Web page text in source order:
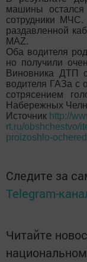
машины
сотрудники
раздавленной
MAZ.
Оба водителя
но получили
Виновника ДТП
водителя ГАЗа с
сотрясением
Набережных
Источник http://
rt.ru/obshchestvo/
proizoshlo-
Следите за
Telegram-
Читайте